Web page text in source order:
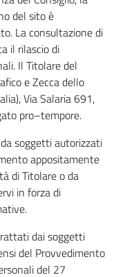
del sito è
La consultazione di
il rilascio di
Il Titolare del
e Zecca dello
Via Salaria 691,
pro–tempore.
soggetti autorizzati
appositamente
di Titolare o da
in forza di
dai soggetti
del Provvedimento
del 27